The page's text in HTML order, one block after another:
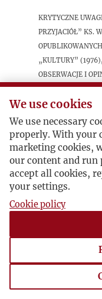
Krytyczne
przyjaciół” ks.
„Kultury”
obserwacje i
Ukraińcach są
niesmak i
Ukraińcami i
nimi zajmować,
jakiegoś
Inne:
We use cookies
We use necessary
properly. With your
marketing cookies,
our content and run
accept all cookies,
your settings.
Cookie policy
Cookie settings